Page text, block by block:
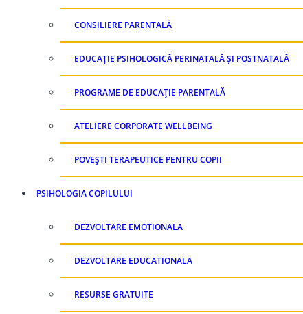
CONSILIERE PARENTALĂ
EDUCAȚIE PSIHOLOGICĂ PERINATALĂ ȘI POSTNATALĂ
PROGRAME DE EDUCAȚIE PARENTALĂ
ATELIERE CORPORATE WELLBEING
POVEȘTI TERAPEUTICE PENTRU COPII
PSIHOLOGIA COPILULUI
DEZVOLTARE EMOTIONALA
DEZVOLTARE EDUCATIONALA
RESURSE GRATUITE